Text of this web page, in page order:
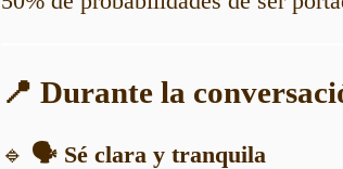
📍 Durante la
🔹 🗣️ Sé clara y tranquila